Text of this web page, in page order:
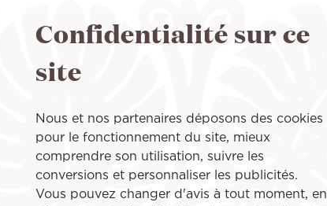
Arrivée à
Confidentialité sur ce
site
Nous et nos partenaires déposons des cookies
pour le fonctionnement du site, mieux
comprendre son utilisation, suivre les
conversions et personnaliser les publicités.
Vous pouvez changer d'avis à tout moment, en